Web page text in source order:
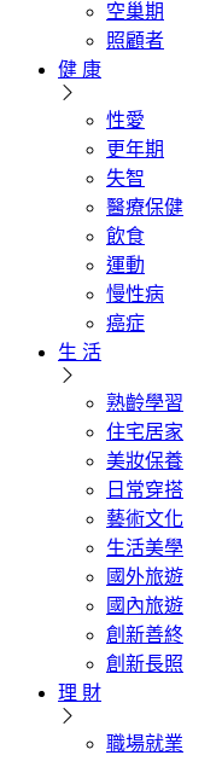
空巢期
照顧者
健 康
性愛
更年期
失智
醫療保健
飲食
運動
慢性病
癌症
生 活
熟齡學習
住宅居家
美妝保養
日常穿搭
藝術文化
生活美學
國外旅遊
國內旅遊
創新善終
創新長照
理 財
職場就業